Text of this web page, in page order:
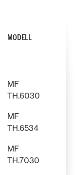
MODELL
MF
TH.6030
MF
TH.6534
MF
TH.7030